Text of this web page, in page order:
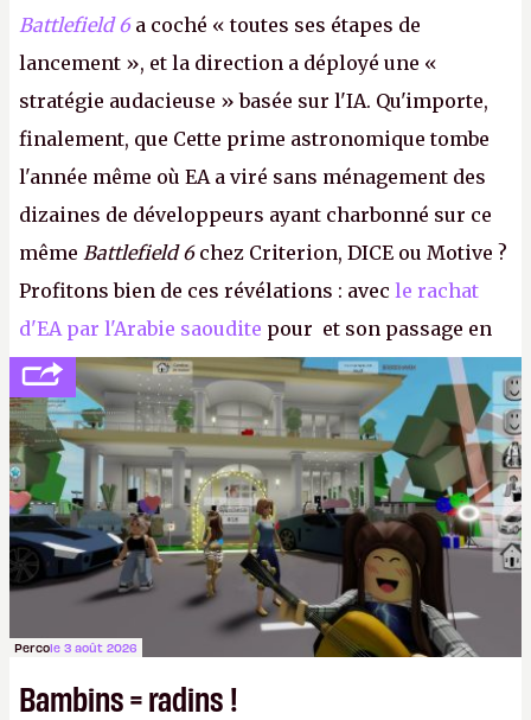
Battlefield 6 a coché « toutes ses étapes de
lancement », et la direction a déployé une «
stratégie audacieuse » basée sur l'IA. Qu'importe,
finalement, que Cette prime astronomique tombe
l'année même où EA a viré sans ménagement des
dizaines de développeurs ayant charbonné sur ce
même Battlefield 6chez Criterion, DICE ou Motive ?
Profitons bien de ces révélations : avec le rachat
d'EA par l'Arabie saoudite pour et son passage en
société privée, l'éditeur n'aura bientôt plus
l'obligation de publier ses bilans. Encore une
victoire pour la transparence.P.
Percole 3 août 2026
Bambins = radins !